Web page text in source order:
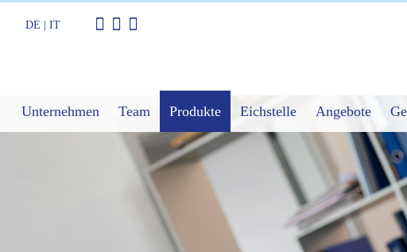
DE | IT
Unternehmen Team Produkte Eichstelle Angebote